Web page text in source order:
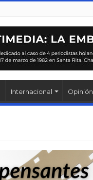
Internacional Opinión